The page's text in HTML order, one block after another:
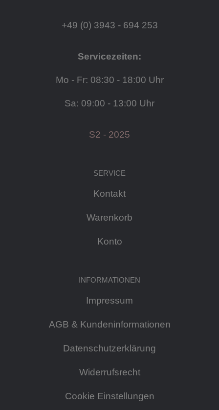
+49 (0) 3943 - 694 253
Servicezeiten:
Mo - Fr: 08:30 - 18:00 Uhr
Sa: 09:00 - 13:00 Uhr
S2 - 2025
SERVICE
Kontakt
Warenkorb
Konto
INFORMATIONEN
Impressum
AGB & Kundeninformationen
Datenschutzerklärung
Widerrufsrecht
Cookie Einstellungen